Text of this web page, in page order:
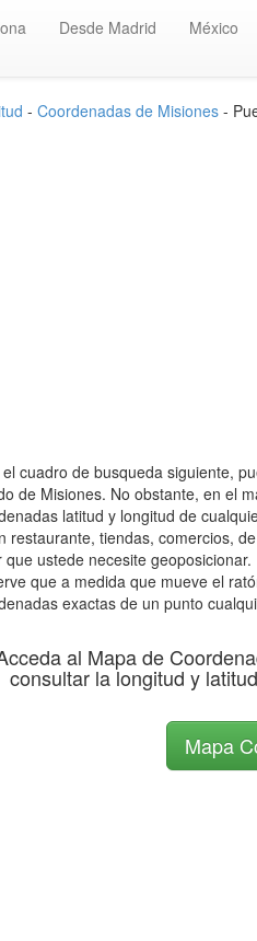
Desde Madrid México
- Coordenadas de Misiones-
cuadro de busqueda siguiente,
de Misiones. No obstante, en el
latitud y longitud de
restaurante, tiendas, comercios,
que ustede necesite geoposicionar.
que a medida que mueve el
exactas de un punto
al Mapa de
consultar la longitud y
Mapa